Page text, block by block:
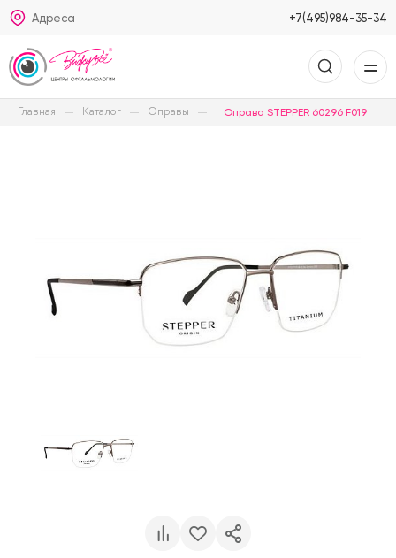
Адреса +7(495)984-35-34
Главная Каталог Оправы Оправа STEPPER 60296 F019